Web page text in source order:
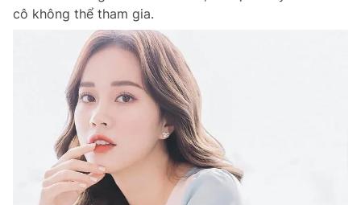
cô không thể tham gia.